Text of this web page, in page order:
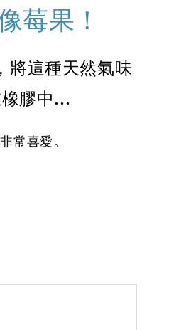
莓果！
將這種天然氣味
膠中...
常喜愛。